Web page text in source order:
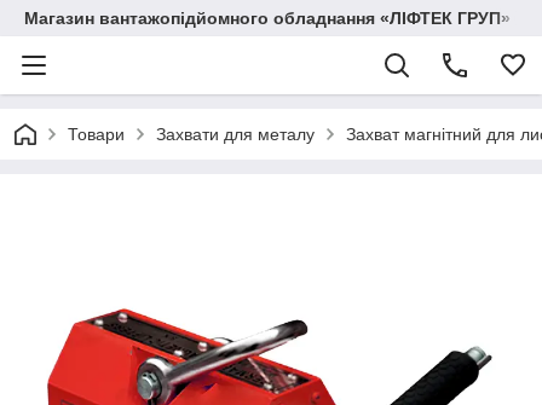
Магазин вантажопідйомного обладнання «ЛІФТЕК ГРУП»
Товари Захвати для металу Захват магнітний для